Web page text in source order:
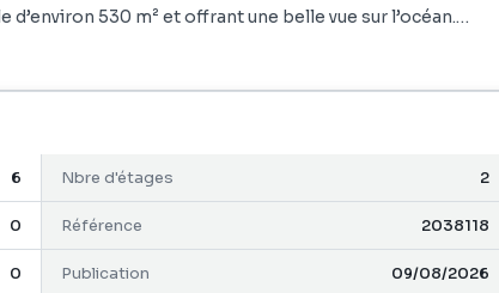
530 m² et offrant une belle vue sur l’océan.
et amis. Une arrière-cuisine faisant également office
une suite parentale, une salle de bains récemment
d’environ 30 m² au sol offre de nombreuses possibilités
salle de jeux ou espace détente.
6 Nbre d'étages 2
0 Référence 2038118
0 Publication 09/08/2026